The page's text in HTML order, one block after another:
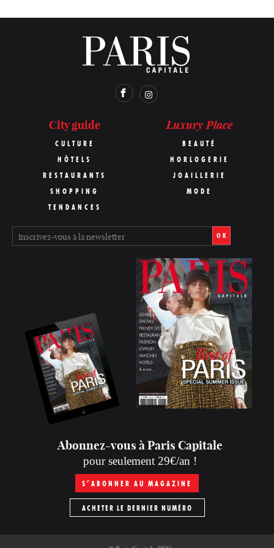
City guide
CULTURE
HÔTELS
RESTAURANTS
SHOPPING
TENDANCES
Luxury Place
BEAUTÉ
HORLOGERIE
JOAILLERIE
MODE
OK
Abonnez-vous à Paris Capitale
pour seulement 29€/an !
S’ABONNER AU MAGAZINE
ACHETER LE DERNIER NUMÉRO